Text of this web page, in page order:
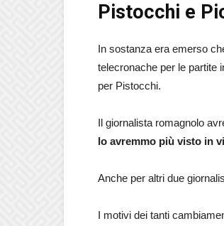
Pistocchi e
In sostanza era emerso
telecronache per le partite
per Pistocchi.
Il giornalista romagnolo
lo avremmo più visto in
Anche per altri due
I motivi dei tanti